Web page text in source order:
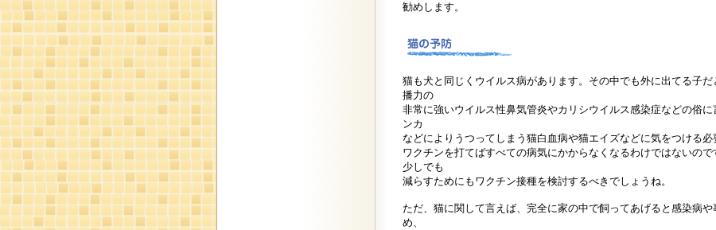
勧めします。
猫も犬と同じくウイルス病があります。その中でも外に出てる子
播力の
非常に強いウイルス性鼻気管炎やカリシウイルス感染症などの俗
ンカ
などによりうつってしまう猫白血病や猫エイズなどに気をつける必
ワクチンを打てばすべての病気にかからなくなるわけではないの
少しでも
減らすためにもワクチン接種を検討するべきでしょうね。
ただ、猫に関して言えば、完全に家の中で飼ってあげると感染病
め、